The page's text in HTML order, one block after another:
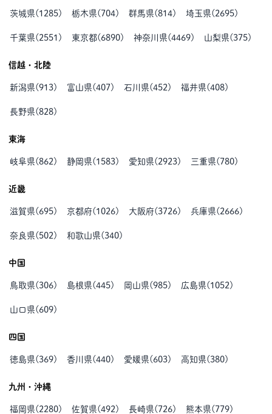
茨城県( 1285) 栃木県( 704) 群馬県(814) 埼玉県( 2695)
千葉県( 2551 ) 東京都( 6890) 神奈川県(4469) 山梨県(375)
信越・北陸
新潟県(913) 富山県(407 ) 石川県(452 ) 福井県(408)
長野県(828)
東海
岐阜県(862 ) 静岡県( 1583) 愛知県( 2923) 三重県( 780)
近畿
滋賀県( 695) 京都府( 1026) 大阪府(3726) 兵庫県( 2666)
奈良県( 502 ) 和歌山県(340)
中国
鳥取県(306) 島根県(445) 岡山県(985) 広島県( 1052 )
山口県( 609)
四国
徳島県(369) 香川県(440) 愛媛県( 603) 高知県(380)
九州・沖縄
福岡県( 2280) 佐賀県(492 ) 長崎県( 726) 熊本県( 779)